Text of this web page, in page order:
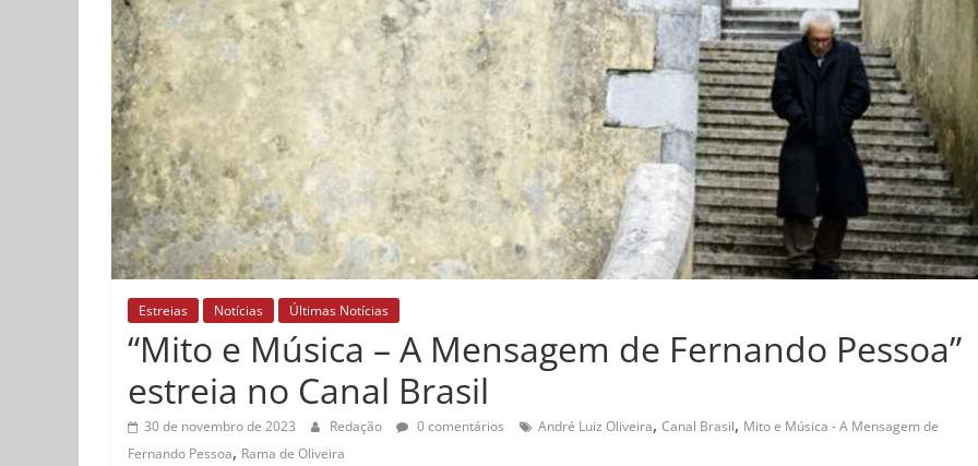
Estreias Notícias Últimas Notícias
“Mito e Música – A Mensagem de Fernando Pessoa”
estreia no Canal Brasil
30 de novembro de 2023 Redação 0 comentários André Luiz Oliveira, Canal Brasil, Mito e Música - A Mensagem de
Fernando Pessoa, Rama de Oliveira